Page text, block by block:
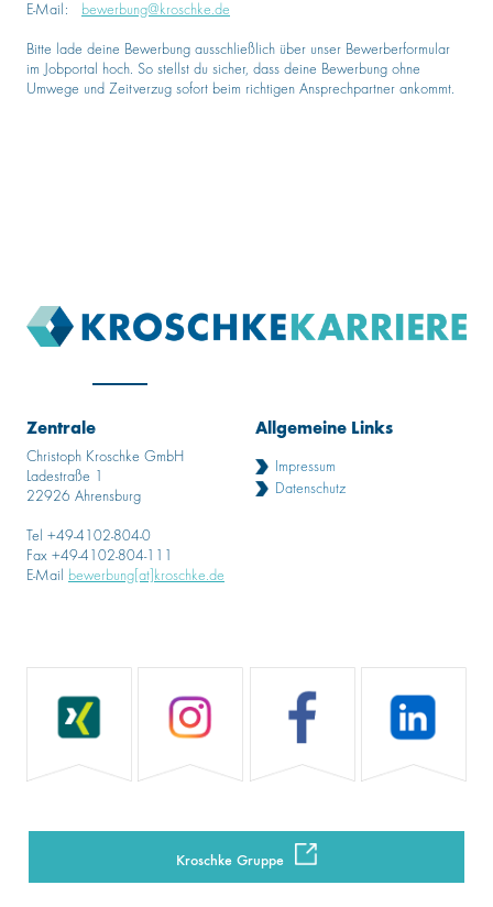
E-Mail: bewerbung@kroschke.de
Bitte lade deine Bewerbung ausschließlich über unser Bewerberformular
im Jobportal hoch. So stellst du sicher, dass deine Bewerbung ohne
Umwege und Zeitverzug sofort beim richtigen Ansprechpartner ankommt.
Zentrale
Christoph Kroschke GmbH
Ladestraße 1
22926 Ahrensburg
Tel +49-4102-804-0
Fax +49-4102-804-111
E-Mail bewerbung[at]kroschke.de
Allgemeine Links
Impressum
Datenschutz
Kroschke Gruppe